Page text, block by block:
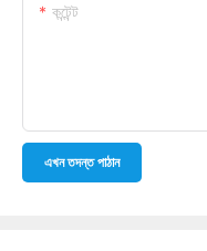
কন্টেন্ট
এখন তদন্ত পাঠান